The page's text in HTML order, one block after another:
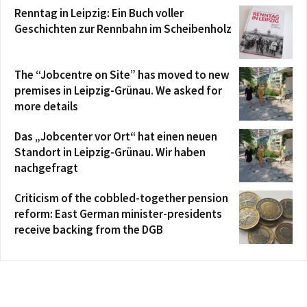
Renntag in Leipzig: Ein Buch voller
Geschichten zur Rennbahn im Scheibenholz
The “Jobcentre on Site” has moved to new
premises in Leipzig-Grünau. We asked for
more details
Das „Jobcenter vor Ort“ hat einen neuen
Standort in Leipzig-Grünau. Wir haben
nachgefragt
Criticism of the cobbled-together pension
reform: East German minister-presidents
receive backing from the DGB